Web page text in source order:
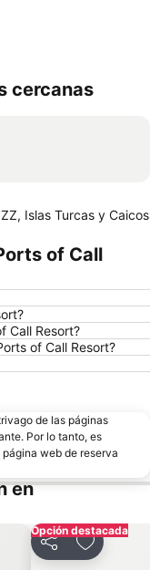
cercanas
Islas Turcas y Caicos
of Call
Call Resort?
of Call Resort?
de las páginas
Por lo tanto, es
web de reserva
en
Opción destacada
CompartirAgregar